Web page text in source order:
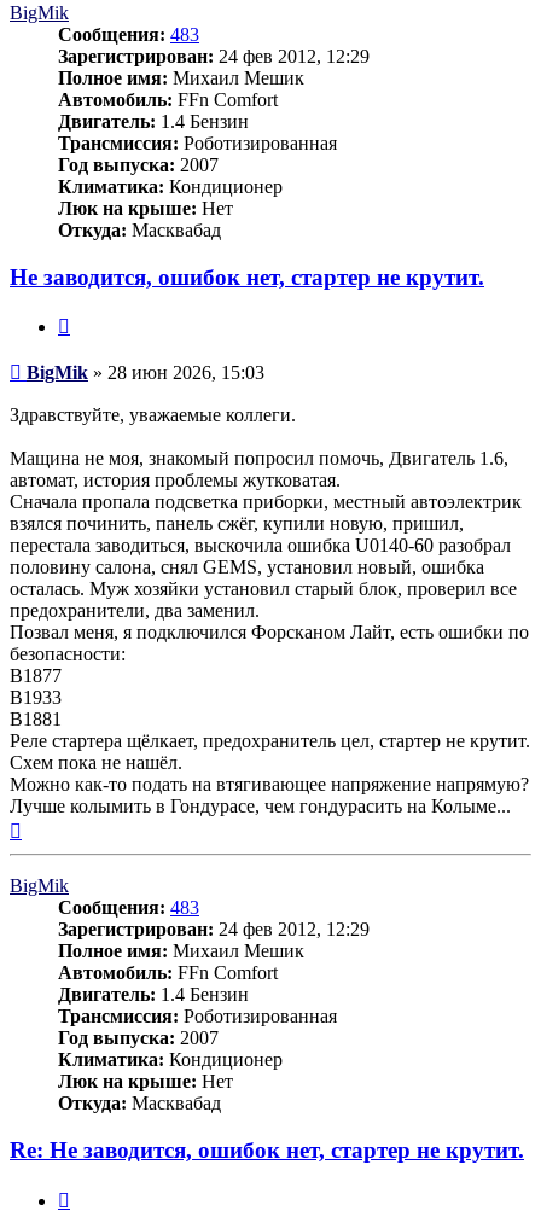
BigMik
Сообщения: 483
Зарегистрирован: 24 фев 2012, 12:29
Полное имя: Михаил Мешик
Автомобиль: FFn Comfort
Двигатель: 1.4 Бензин
Трансмиссия: Роботизированная
Год выпуска: 2007
Климатика: Кондиционер
Люк на крыше: Нет
Откуда: Масквабад
Не заводится, ошибок нет, стартер не крутит.
Сообщение
BigMik » 28 июн 2026, 15:03
Здравствуйте, уважаемые коллеги.
Мащина не моя, знакомый попросил помочь, Двигатель 1.6,
автомат, история проблемы жутковатая.
Сначала пропала подсветка приборки, местный автоэлектрик
взялся починить, панель сжёг, купили новую, пришил,
перестала заводиться, выскочила ошибка U0140-60 разобрал
половину салона, снял GEMS, установил новый, ошибка
осталась. Муж хозяйки установил старый блок, проверил все
предохранители, два заменил.
Позвал меня, я подключился Форсканом Лайт, есть ошибки по
безопасности:
В1877
В1933
В1881
Реле стартера щёлкает, предохранитель цел, стартер не крутит.
Схем пока не нашёл.
Можно как-то подать на втягивающее напряжение напрямую?
Лучше колымить в Гондурасе, чем гондурасить на Колыме...
BigMik
Сообщения: 483
Зарегистрирован: 24 фев 2012, 12:29
Полное имя: Михаил Мешик
Автомобиль: FFn Comfort
Двигатель: 1.4 Бензин
Трансмиссия: Роботизированная
Год выпуска: 2007
Климатика: Кондиционер
Люк на крыше: Нет
Откуда: Масквабад
Re: Не заводится, ошибок нет, стартер не крутит.